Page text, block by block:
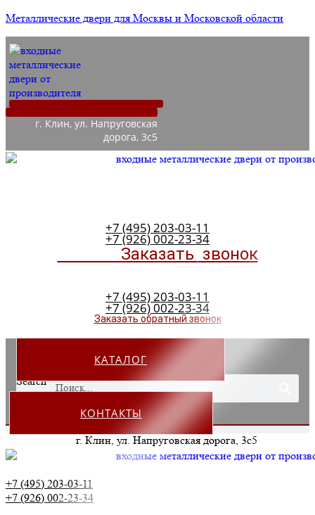
Металлические двери для Москвы и Московской области
г. Клин, ул. Напруговская
дорога, 3с5
+7 (495) 203-03-11
+7 (926) 002-23-34
Заказать звонок
+7 (495) 203-03-11
+7 (926) 002-23-34
Заказать обратный звонок
КАТАЛОГ
Search
КОНТАКТЫ
г. Клин, ул. Напруговская дорога, 3с5
+7 (495) 203-03-11
+7 (926) 002-23-34